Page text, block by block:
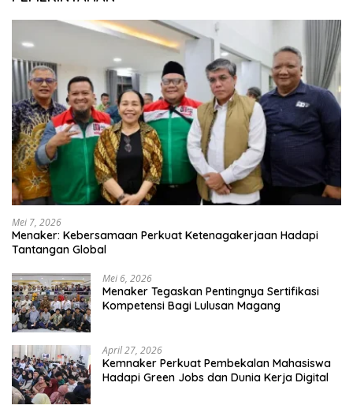
Mei 7, 2026
Menaker: Kebersamaan Perkuat Ketenagakerjaan Hadapi
Tantangan Global
Mei 6, 2026
Menaker Tegaskan Pentingnya Sertifikasi
Kompetensi Bagi Lulusan Magang
April 27, 2026
Kemnaker Perkuat Pembekalan Mahasiswa
Hadapi Green Jobs dan Dunia Kerja Digital